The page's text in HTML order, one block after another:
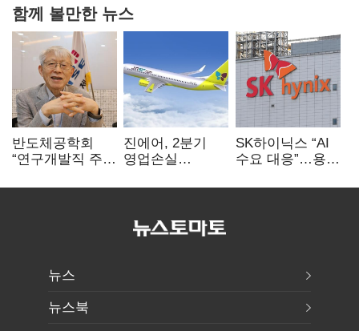
함께 볼만한 뉴스
반도체공학회
“연구개발직 주
개선해야”
진에어, 2분기
영업손실
상승 여파
SK하이닉스 “AI
수요 대응”…용인
투자
뉴스
뉴스북